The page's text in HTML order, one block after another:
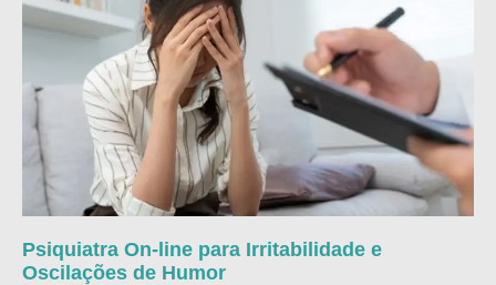
Psiquiatra On-line para Irritabilidade e
Oscilações de Humor